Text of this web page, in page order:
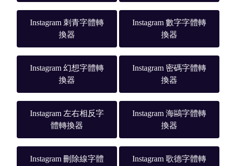
Instagram 刺青字體轉
換器
Instagram 數字字體轉
換器
Instagram 幻想字體轉
換器
Instagram 密碼字體轉
換器
Instagram 左右相反字
體轉換器
Instagram 海鷗字體轉
換器
Instagram 刪除線字體
Instagram 歌德字體轉